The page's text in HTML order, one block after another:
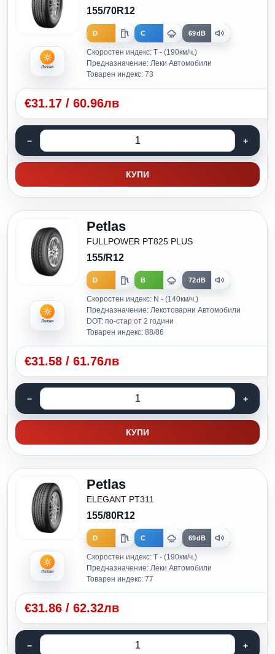
Летни
155/70R12
D C 69dB
Скоростен индекс: T - (190км/ч.)
Предназначение: Леки Автомобили
Товарен индекс: 73
€31.17 / 60.96лв
КУПИ
Летни
Petlas
FULLPOWER PT825 PLUS
155/R12
D B 72dB
Скоростен индекс: N - (140км/ч.)
Предназначение: Лекотоварни Автомобили
DOT: по-стар от 2 години
Товарен индекс: 88/86
€31.58 / 61.76лв
КУПИ
Летни
Petlas
ELEGANT PT311
155/80R12
D C 69dB
Скоростен индекс: T - (190км/ч.)
Предназначение: Леки Автомобили
Товарен индекс: 77
€31.86 / 62.32лв